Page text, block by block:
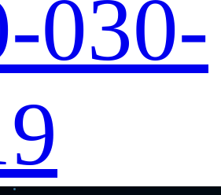
030-